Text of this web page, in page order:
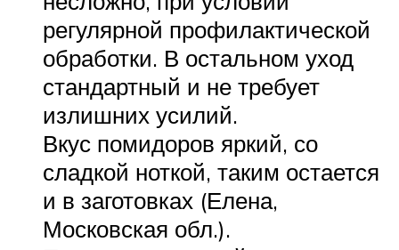
регулярной профилактической
обработки. В остальном уход
стандартный и не требует
излишних усилий.
Вкус помидоров яркий, со
сладкой ноткой, таким остается
и в заготовках (Елена,
Московская обл.).